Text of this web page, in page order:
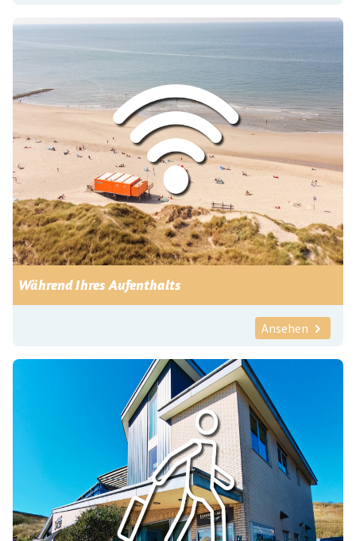
Während Ihres Aufenthalts
Ansehen